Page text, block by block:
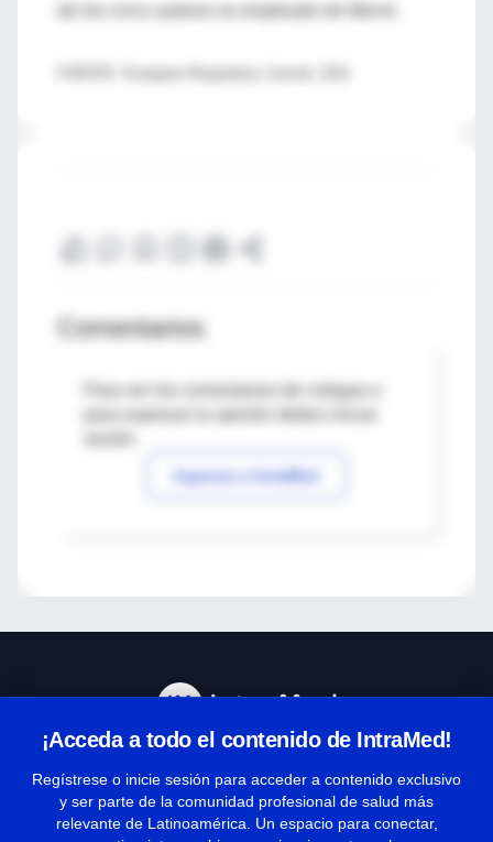
Comentarios
Para ver los comentarios de colegas o
Ingresar a IntraMed
¡Acceda a todo el contenido de IntraMed!
Regístrese o inicie sesión para acceder a contenido exclusivo
y ser parte de la comunidad profesional de salud más
relevante de Latinoamérica. Un espacio para conectar,
Términos y condiciones